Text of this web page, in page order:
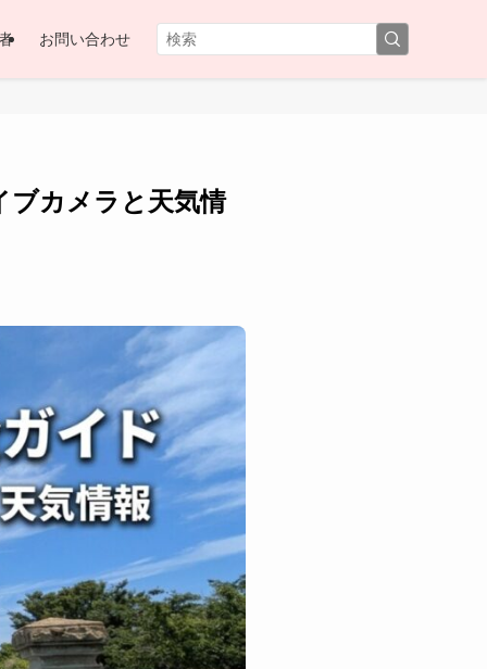
お問い合わせ
ブカメラと天気情